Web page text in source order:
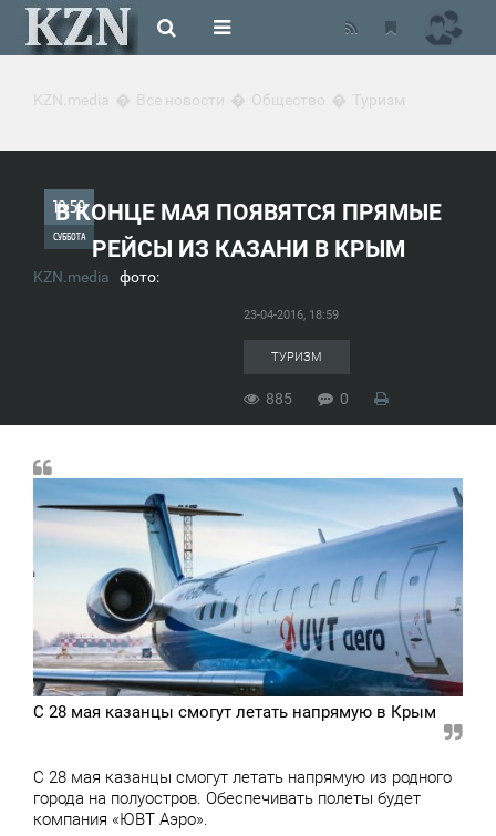
KZN.media Все новости Общество Туризм
18:59
СУББОТА
0
В КОНЦЕ МАЯ ПОЯВЯТСЯ ПРЯМЫЕ
РЕЙСЫ ИЗ КАЗАНИ В КРЫМ
KZN.media фото:
23-04-2016, 18:59
ТУРИЗМ
885 0
С 28 мая казанцы смогут летать напрямую в Крым
С 28 мая казанцы смогут летать напрямую из родного
города на полуостров. Обеспечивать полеты будет
компания «ЮВТ Аэро».